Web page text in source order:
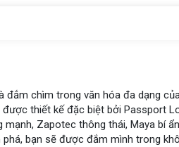
đắm chìm trong văn hóa đa dạng
được thiết kế đặc biệt bởi Passport
Zapotec thông thái, Maya bí
bạn sẽ được đắm mình trong